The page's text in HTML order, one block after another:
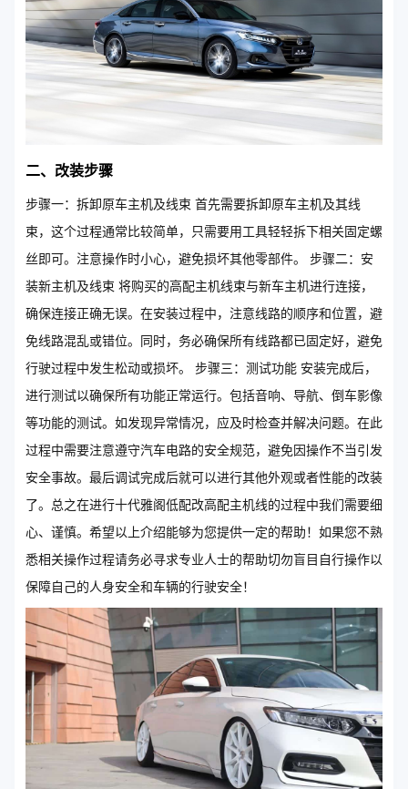
二、改装步骤
步骤一：拆卸原车主机及线束 首先需要拆卸原车主机及其线
束，这个过程通常比较简单，只需要用工具轻轻拆下相关固定螺
丝即可。注意操作时小心，避免损坏其他零部件。 步骤二：安
装新主机及线束 将购买的高配主机线束与新车主机进行连接，
确保连接正确无误。在安装过程中，注意线路的顺序和位置，避
免线路混乱或错位。同时，务必确保所有线路都已固定好，避免
行驶过程中发生松动或损坏。 步骤三：测试功能 安装完成后，
进行测试以确保所有功能正常运行。包括音响、导航、倒车影像
等功能的测试。如发现异常情况，应及时检查并解决问题。在此
过程中需要注意遵守汽车电路的安全规范，避免因操作不当引发
安全事故。最后调试完成后就可以进行其他外观或者性能的改装
了。总之在进行十代雅阁低配改高配主机线的过程中我们需要细
心、谨慎。希望以上介绍能够为您提供一定的帮助！如果您不熟
悉相关操作过程请务必寻求专业人士的帮助切勿盲目自行操作以
保障自己的人身安全和车辆的行驶安全！